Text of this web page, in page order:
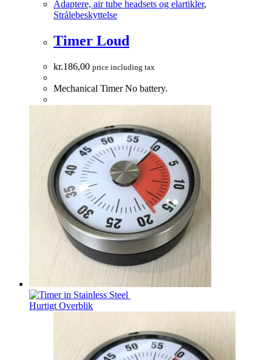
Adaptere, air tube headsets og elartikler,
Strålebeskyttelse
Timer Loud
kr.186,00 price including tax
Mechanical Timer No battery.
Hurtigt Overblik